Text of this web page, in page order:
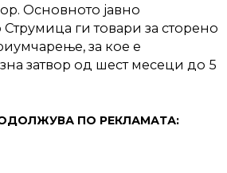
Основното јавно
ги товари за сторено
за кое е
затвор од шест месеци до 5
ПО РЕКЛАМАТА: